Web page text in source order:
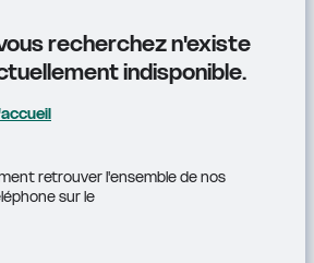
recherchez n'existe
indisponible.
retrouver l'ensemble de nos
sur le